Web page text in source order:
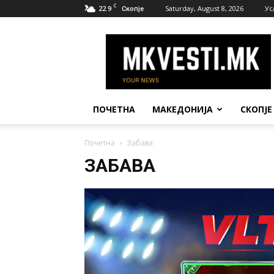
22.9 C Скопје Saturday, August 8, 2026
Вести
ПОЧЕТНА МАКЕДОНИЈА СКОПЈЕ
Почетна Забава
ЗАБАВА